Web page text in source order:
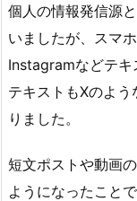
個人の情報発信源
いましたが、スマ
Instagramなどテキ
テキストもXのよ
りました。
短文ポストや動画
ようになったこと